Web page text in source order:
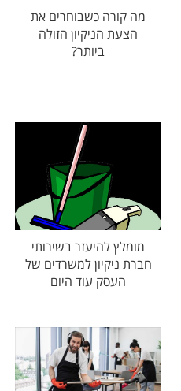
מה קורה כשבוחרים את
הצעת הניקיון הזולה
ביותר?
מומלץ להיעזר בשירותי
חברת ניקיון למשרדים של
העסק עוד היום